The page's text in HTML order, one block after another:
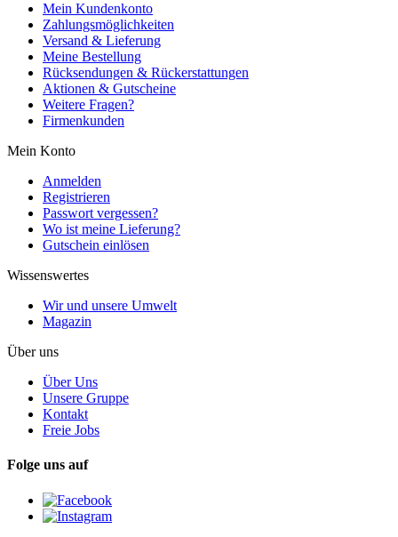
Mein Kundenkonto
Zahlungsmöglichkeiten
Versand & Lieferung
Meine Bestellung
Rücksendungen & Rückerstattungen
Aktionen & Gutscheine
Weitere Fragen?
Firmenkunden
Mein Konto
Anmelden
Registrieren
Passwort vergessen?
Wo ist meine Lieferung?
Gutschein einlösen
Wissenswertes
Wir und unsere Umwelt
Magazin
Über uns
Über Uns
Unsere Gruppe
Kontakt
Freie Jobs
Folge uns auf